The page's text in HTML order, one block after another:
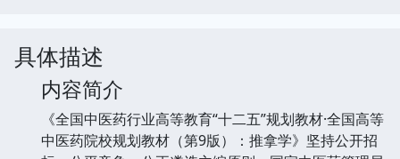
具体描述
内容简介
《全国中医药行业高等教育“十二五”规划教材·全国高等
中医药院校规划教材（第9版）：推拿学》坚持公开招